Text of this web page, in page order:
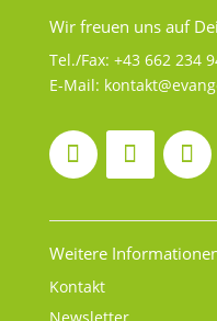
Wir freuen uns auf
Tel./Fax: +43 662 234
E-Mail:
Weitere
Kontakt